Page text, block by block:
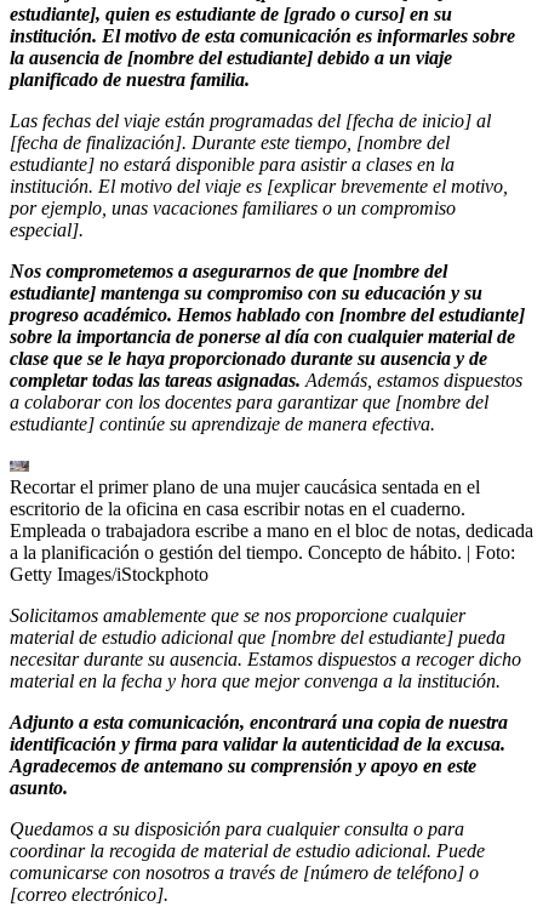
estudiante], quien es estudiante de [grado o curso] en su
institución. El motivo de esta comunicación es informarles sobre
la ausencia de [nombre del estudiante] debido a un viaje
planificado de nuestra familia.
Las fechas del viaje están programadas del [fecha de inicio] al
[fecha de finalización]. Durante este tiempo, [nombre del
estudiante] no estará disponible para asistir a clases en la
institución. El motivo del viaje es [explicar brevemente el motivo,
por ejemplo, unas vacaciones familiares o un compromiso
especial].
Nos comprometemos a asegurarnos de que [nombre del
estudiante] mantenga su compromiso con su educación y su
progreso académico. Hemos hablado con [nombre del estudiante]
sobre la importancia de ponerse al día con cualquier material de
clase que se le haya proporcionado durante su ausencia y de
completar todas las tareas asignadas. Además, estamos dispuestos
a colaborar con los docentes para garantizar que [nombre del
estudiante] continúe su aprendizaje de manera efectiva.
Recortar el primer plano de una mujer caucásica sentada en el
escritorio de la oficina en casa escribir notas en el cuaderno.
Empleada o trabajadora escribe a mano en el bloc de notas, dedicada
a la planificación o gestión del tiempo. Concepto de hábito. | Foto:
Getty Images/iStockphoto
Solicitamos amablemente que se nos proporcione cualquier
material de estudio adicional que [nombre del estudiante] pueda
necesitar durante su ausencia. Estamos dispuestos a recoger dicho
material en la fecha y hora que mejor convenga a la institución.
Adjunto a esta comunicación, encontrará una copia de nuestra
identificación y firma para validar la autenticidad de la excusa.
Agradecemos de antemano su comprensión y apoyo en este
asunto.
Quedamos a su disposición para cualquier consulta o para
coordinar la recogida de material de estudio adicional. Puede
comunicarse con nosotros a través de [número de teléfono] o
[correo electrónico].